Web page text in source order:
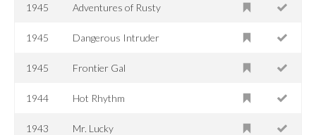
1945 Adventures of Rusty
1945 Dangerous Intruder
1945 Frontier Gal
1944 Hot Rhythm
1943 Mr. Lucky